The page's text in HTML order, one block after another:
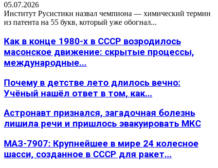
05.07.2026
Институт Русистики назвал чемпиона — химический термин
из патента на 55 букв, который уже обогнал...
Как в конце 1980-х в СССР возродилось
масонское движение: скрытые процессы,
международные...
Почему в детстве лето длилось вечно:
Учёный нашёл ответ в том, как...
Астронавт признался, загадочная болезнь
лишила речи и пришлось эвакуировать МКС
МАЗ-7907: Крупнейшее в мире 24 колесное
шасси, созданное в СССР для ракет...